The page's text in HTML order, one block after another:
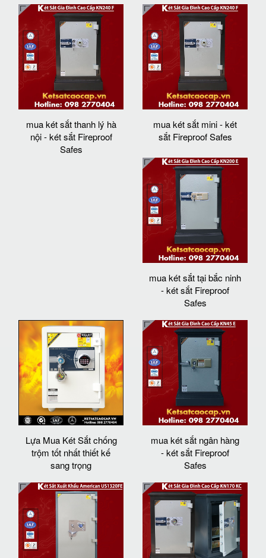
mua két sắt thanh lý hà
nội - két sắt Fireproof
Safes
mua két sắt mini - két
sắt Fireproof Safes
mua két sắt tại bắc ninh
- két sắt Fireproof
Safes
Lựa Mua Két Sắt chống
trộm tốt nhất thiết kế
sang trọng
mua két sắt ngân hàng
- két sắt Fireproof
Safes